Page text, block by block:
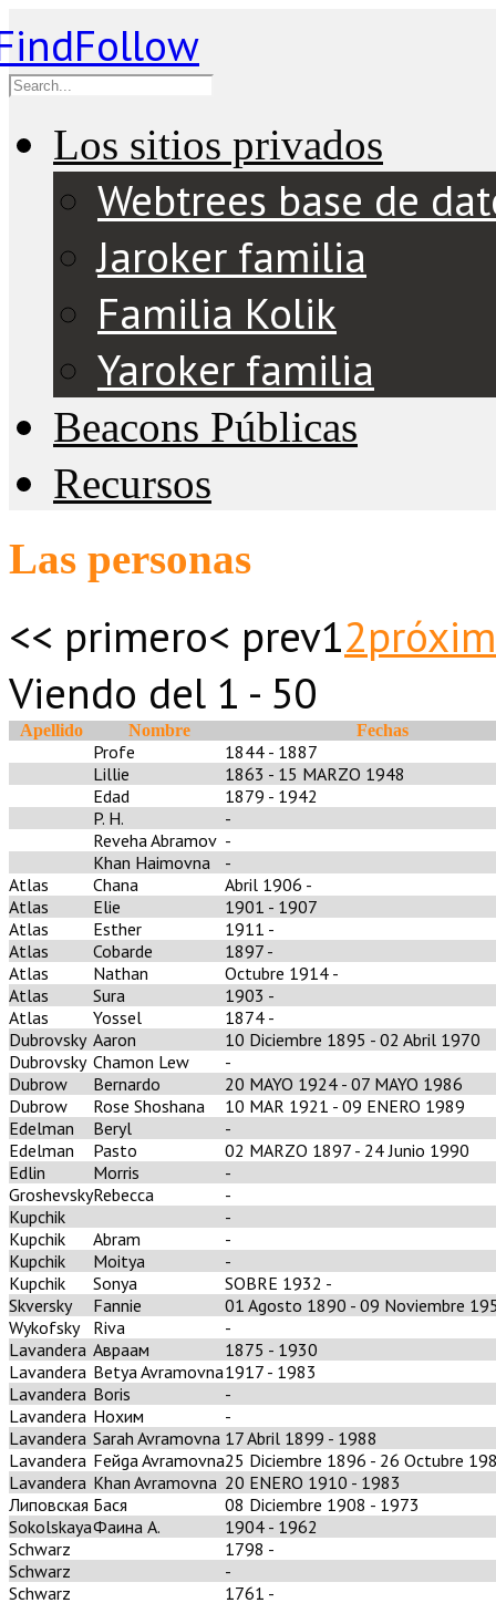
Los sitios privados
Webtrees base de
Jaroker familia
Familia Kolik
Yaroker familia
Beacons Públicas
Recursos
Las personas
<< primero< prev12
Viendo del 1 - 50
Apellido Nombre Fechas
Profe
1844 - 1887
Lillie
1863 - 15 MARZO 1948
Edad
1879 - 1942
P. H.
-
Reveha Abramov -
Khan Haimovna
-
Atlas
Chana
Abril 1906 -
Atlas
Elie
1901 - 1907
Atlas
Esther
1911 -
Atlas
Cobarde
1897 -
Atlas
Nathan
Octubre 1914 -
Atlas
Sura
1903 -
Atlas
Yossel
1874 -
Dubrovsky Aaron
10 Diciembre 1895 - 02 Abril 1970
Dubrovsky Chamon Lew
-
Dubrow
Bernardo
20 MAYO 1924 - 07 MAYO 1986
Dubrow
Rose Shoshana
10 MAR 1921 - 09 ENERO 1989
Edelman
Beryl
-
Edelman
Pasto
02 MARZO 1897 - 24 Junio 1990
Edlin
Morris
-
GroshevskyRebecca
-
Kupchik
-
Kupchik
Abram
-
Kupchik
Moitya
-
Kupchik
Sonya
SOBRE 1932 -
Skversky
Fannie
01 Agosto 1890 - 09 Noviembre
Wykofsky
Riva
-
Lavandera Авраам
1875 - 1930
Lavandera Betya Avramovna1917 - 1983
Lavandera Boris
-
Lavandera Нохим
-
Lavandera Sarah Avramovna 17 Abril 1899 - 1988
Lavandera Feйga Avramovna25 Diciembre 1896 - 26 Octubre
Lavandera Khan Avramovna 20 ENERO 1910 - 1983
Липовская Бася
08 Diciembre 1908 - 1973
SokolskayaФаина А.
1904 - 1962
Schwarz
1798 -
Schwarz
-
Schwarz
1761 -